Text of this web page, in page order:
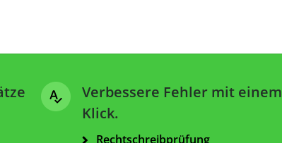
Verbessere Fehler mit einem
Klick.
Rechtschreibprüfung